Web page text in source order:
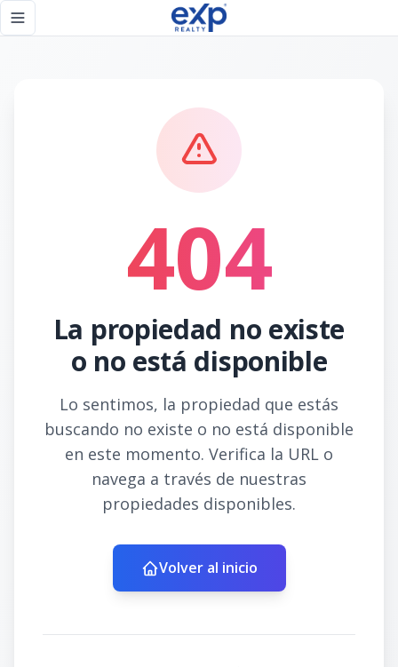
Toggle navigation menu
404
La propiedad no existe
o no está disponible
Lo sentimos, la propiedad que estás
buscando no existe o no está disponible
en este momento. Verifica la URL o
navega a través de nuestras
propiedades disponibles.
Volver al inicio
Página no encontrada - eXp Realty República Dominicana